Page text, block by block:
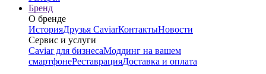
Бренд
О бренде
ИсторияДрузья CaviarКонтактыНовости
Сервис и услуги
Caviar для бизнесаМоддинг на вашем
смартфонеРеставрацияДоставка и оплата